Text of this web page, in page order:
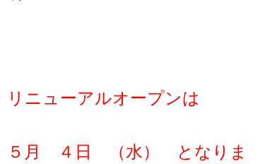
リニューアルオープンは
５月 ４日 （水） となりま